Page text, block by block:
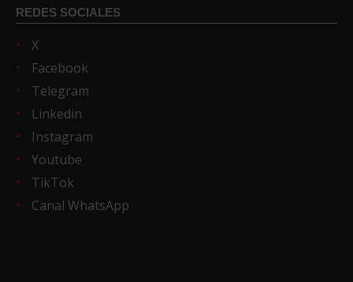
REDES SOCIALES
X
Facebook
Telegram
Linkedin
Instagram
Youtube
TikTok
Canal WhatsApp